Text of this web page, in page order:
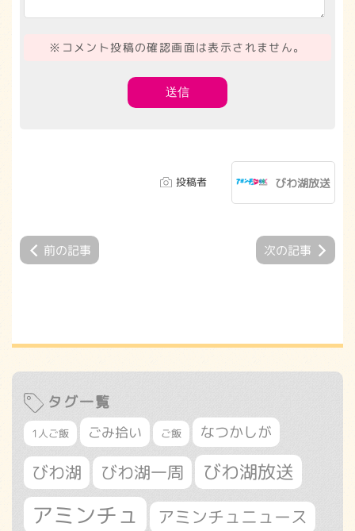
※コメント投稿の確認画面は表示されません。
投稿者 びわ湖放送
前の記事 次の記事
タグ一覧
1人ご飯 ごみ拾い ご飯 なつかしが
びわ湖 びわ湖一周 びわ湖放送
アミンチュ アミンチュニュース